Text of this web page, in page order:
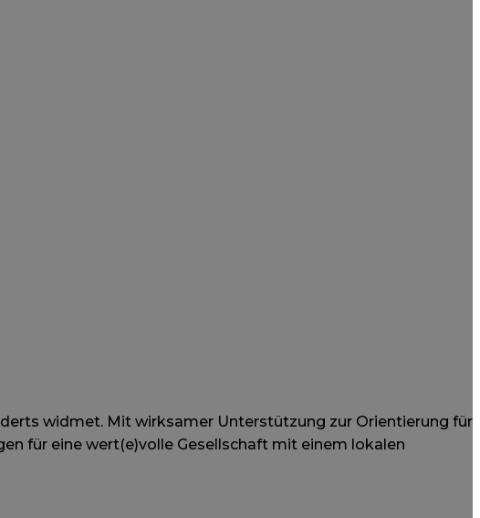
widmet. Mit wirksamer Unterstützung zur Orientierung für
für eine wert(e)volle Gesellschaft mit einem lokalen